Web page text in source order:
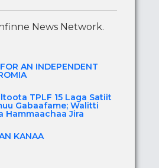
News Network.
AN INDEPENDENT
TPLF 15 Laga Satiit
Gabaafame; Walitti
Hammaachaa Jira
KANAA